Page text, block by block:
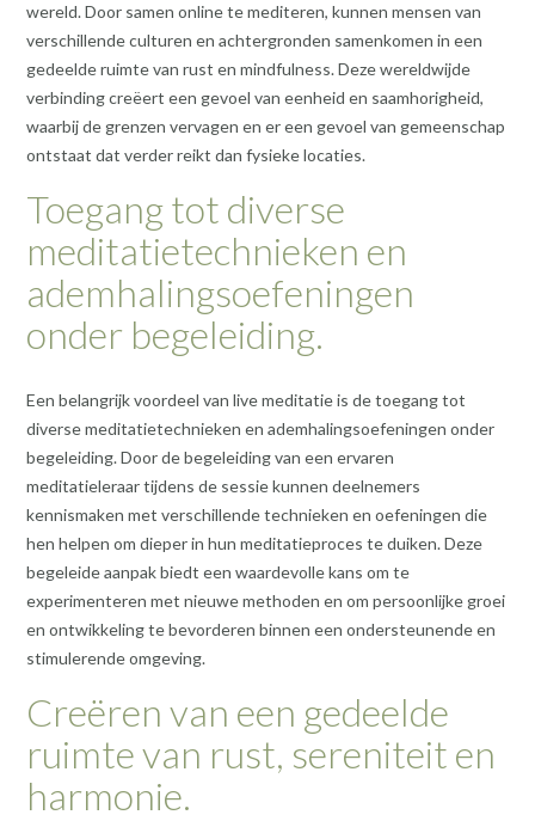
wereld. Door samen online te mediteren, kunnen mensen van
verschillende culturen en achtergronden samenkomen in een
gedeelde ruimte van rust en mindfulness. Deze wereldwijde
verbinding creëert een gevoel van eenheid en saamhorigheid,
waarbij de grenzen vervagen en er een gevoel van gemeenschap
ontstaat dat verder reikt dan fysieke locaties.
Toegang tot diverse
meditatietechnieken en
ademhalingsoefeningen
onder begeleiding.
Een belangrijk voordeel van live meditatie is de toegang tot
diverse meditatietechnieken en ademhalingsoefeningen onder
begeleiding. Door de begeleiding van een ervaren
meditatieleraar tijdens de sessie kunnen deelnemers
kennismaken met verschillende technieken en oefeningen die
hen helpen om dieper in hun meditatieproces te duiken. Deze
begeleide aanpak biedt een waardevolle kans om te
experimenteren met nieuwe methoden en om persoonlijke groei
en ontwikkeling te bevorderen binnen een ondersteunende en
stimulerende omgeving.
Creëren van een gedeelde
ruimte van rust, sereniteit en
harmonie.